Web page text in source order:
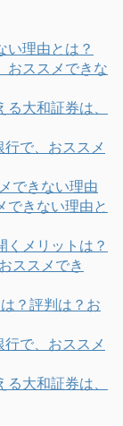
い理由とは？
おススメできな
大和証券は、
で、おススメ
できない理由
できない理由と
くメリットは？
ススメでき
？評判は？お
で、おススメ
大和証券は、